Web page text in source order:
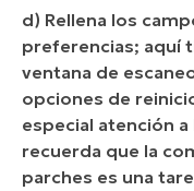
d) Rellena los
preferencias; aquí
ventana de
opciones de
especial atención
recuerda que la
parches es una